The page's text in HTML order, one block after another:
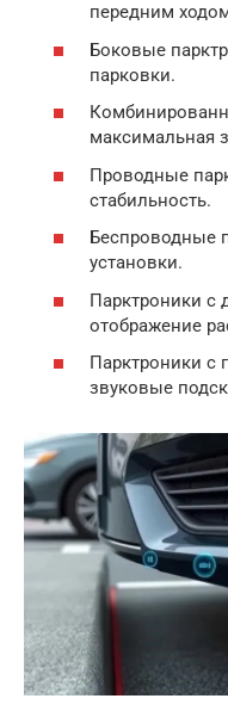
передним
Боковые
парковки.
максимальная
Проводные
стабильность.
Беспроводные
установки.
Парктроники с
отображение
Парктроники
звуковые